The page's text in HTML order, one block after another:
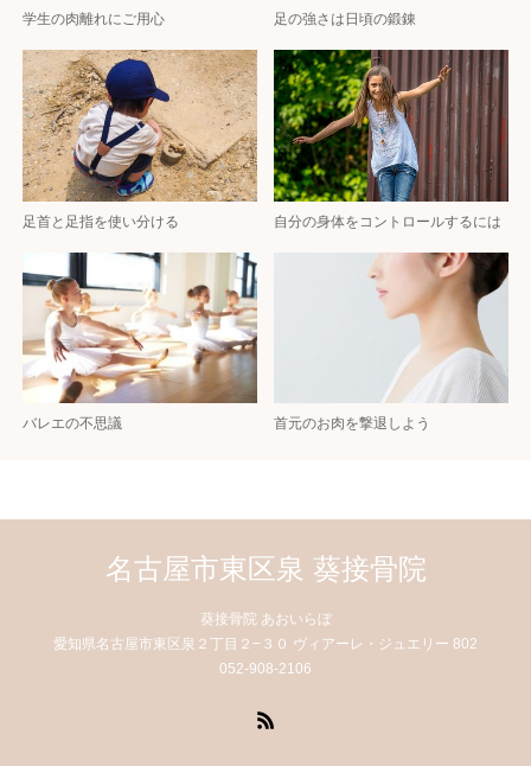
学生の肉離れにご用心 足の強さは日頃の鍛錬
足首と足指を使い分ける 自分の身体をコントロールするには
バレエの不思議 首元のお肉を撃退しよう
名古屋市東区泉 葵接骨院
葵接骨院 あおいらぼ
愛知県名古屋市東区泉２丁目２−３０ ヴィアーレ・ジュエリー 802
052-908-2106